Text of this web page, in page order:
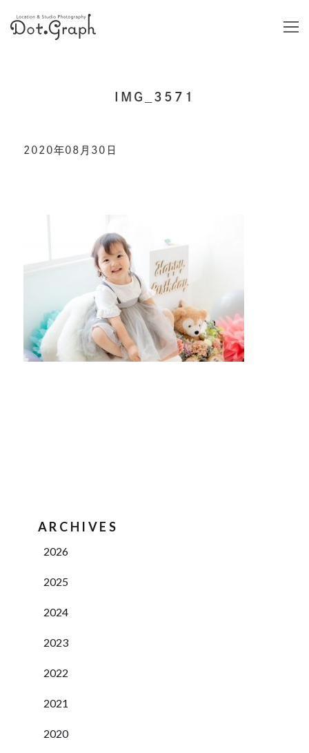
IMG_3571
2020年08月30日
ARCHIVES
2026
2025
2024
2023
2022
2021
2020